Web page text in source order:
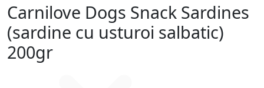
Carnilove Dogs Snack Sardines
(sardine cu usturoi salbatic)
200gr